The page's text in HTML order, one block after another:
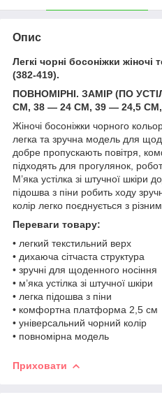
Опис
Легкі чорні босоніжки жіночі
(382-419).
ПОВНОМІРНІ. ЗАМІР (ПО
СМ, 38 — 24 СМ, 39 — 24,5
Жіночі босоніжки чорного
легка та зручна модель для
добре пропускають повітря,
підходять для прогулянок,
М’яка устілка зі штучної шкіри
підошва з піни робить ходу
колір легко поєднується з
Переваги товару:
• легкий текстильний верх
• дихаюча сітчаста структура
• зручні для щоденного носіння
• м’яка устілка зі штучної шкіри
• легка підошва з піни
• комфортна платформа 2,5 см
• універсальний чорний колір
• повномірна модель
Приховати